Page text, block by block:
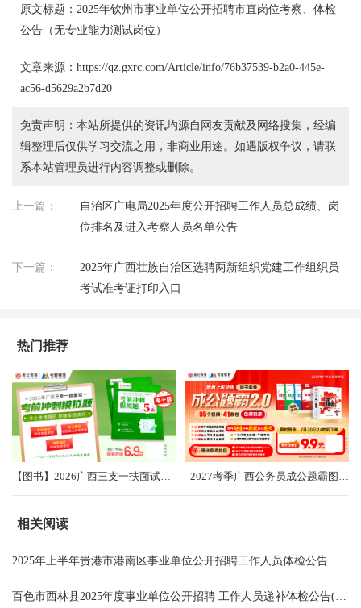
原文标题：2025年钦州市事业单位公开招聘市直岗位考察、体检
公告（无专业能力测试岗位）
文章来源：https://qz.gxrc.com/Article/info/76b37539-b2a0-445e-
ac56-d5629a2b7d20
免责声明：本站所提供的资讯均源自网友贡献及网络搜集，经编
辑整理后仅供学习交流之用，非商业用途。如遇版权争议，请联
系本站管理员进行内容调整或删除。
上一篇：
自治区广电局2025年度公开招聘工作人员总成绩、岗
位排名及进入考察人员名单公告
下一篇：
2025年广西壮族自治区选聘两新组织党建工作组织员
考试准考证打印入口
热门推荐
【图书】2026广西三支一扶面试考前冲刺卷（共5套） 2027考季广西公务员成公题霸图书礼盒2.0
相关阅读
2025年上半年贵港市港南区事业单位公开招聘工作人员体检公告
百色市西林县2025年度事业单位公开招聘 工作人员递补体检公告(第二批）